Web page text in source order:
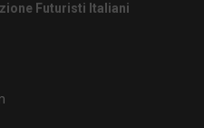
Futuristi Italiani